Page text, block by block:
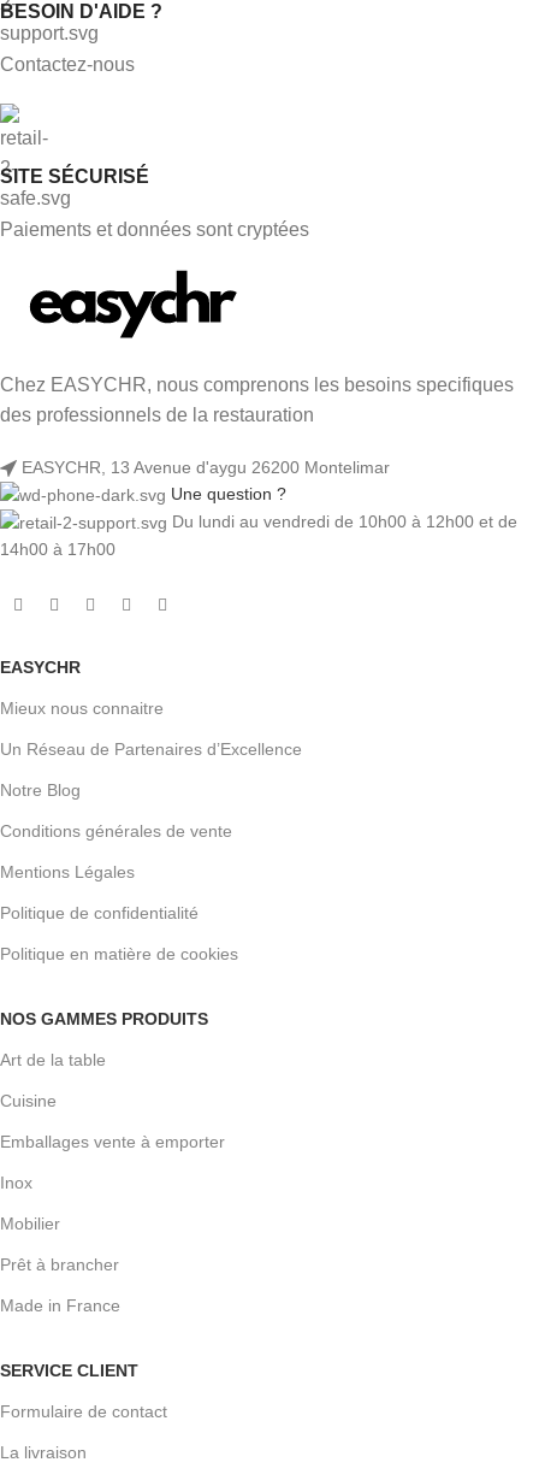
BESOIN D'AIDE ?
Contactez-nous
SITE SÉCURISÉ
Paiements et données sont cryptées
Chez EASYCHR, nous comprenons les besoins specifiques
des professionnels de la restauration
EASYCHR, 13 Avenue d'aygu 26200 Montelimar
Une question ?
Du lundi au vendredi de 10h00 à 12h00 et de
14h00 à 17h00
EASYCHR
Mieux nous connaitre
Un Réseau de Partenaires d’Excellence
Notre Blog
Conditions générales de vente
Mentions Légales
Politique de confidentialité
Politique en matière de cookies
NOS GAMMES PRODUITS
Art de la table
Cuisine
Emballages vente à emporter
Inox
Mobilier
Prêt à brancher
Made in France
SERVICE CLIENT
Formulaire de contact
La livraison